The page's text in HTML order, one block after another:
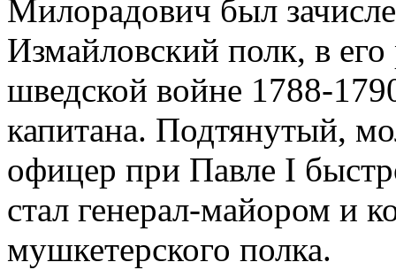
Милорадович был
Измайловский полк, в его
шведской войне 1788-
капитана. Подтянутый,
офицер при Павле I
стал генерал-майором и
мушкетерского полка.